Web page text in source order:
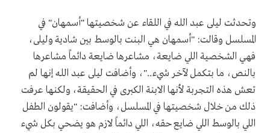
وتحدثت ليلى عبد الله في اللقاء عن شخصيتها "أسمهان" في
المسلسل وقالت: "أسمهان هي البنت بالوسط بين شادية وليلى،
فهي الشخصية اللي ضايعة، مشاعرها ضايعة دائماً مشاعرها
بالنص، ما بتكمل لآخر شيء.."، وأضافت ليلى عبد الله إنها لم
تعش هذه التجربة لأنها الابنة الكبرى في الحقيقة، ولكنها عرفت
ذلك من خلال شخصيتها في المسلسل، وأضافت: "يقولون الطفل
اللي بالوسط اللي ضايع حقه، اللي دائماً لازم هو يضحي بكل شيء